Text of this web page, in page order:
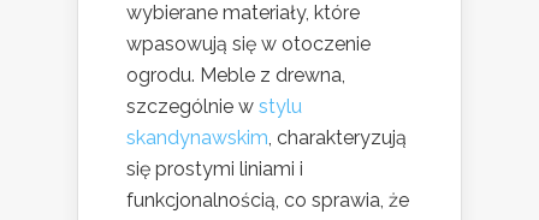
wybierane materiały, które
wpasowują się w otoczenie
ogrodu. Meble z drewna,
szczególnie w stylu
skandynawskim, charakteryzują
się prostymi liniami i
funkcjonalnością, co sprawia, że